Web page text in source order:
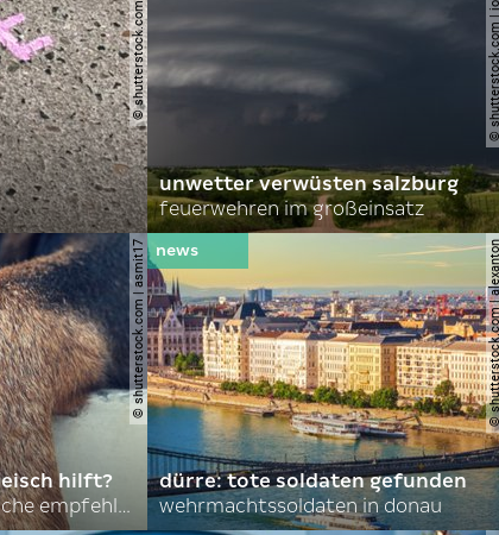
©
unwetter verwüsten salzburg
feuerwehren im großeinsatz
© shutterstock.com | asmit17
hilft?
nordkoreas sommerliche empfehlungen
©
dürre: tote soldaten gefunden
wehrmachtssoldaten in donau